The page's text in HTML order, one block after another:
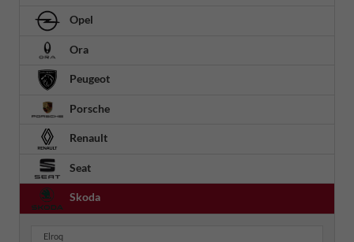
Opel
Ora
Peugeot
Porsche
Renault
Seat
Skoda
Elroq